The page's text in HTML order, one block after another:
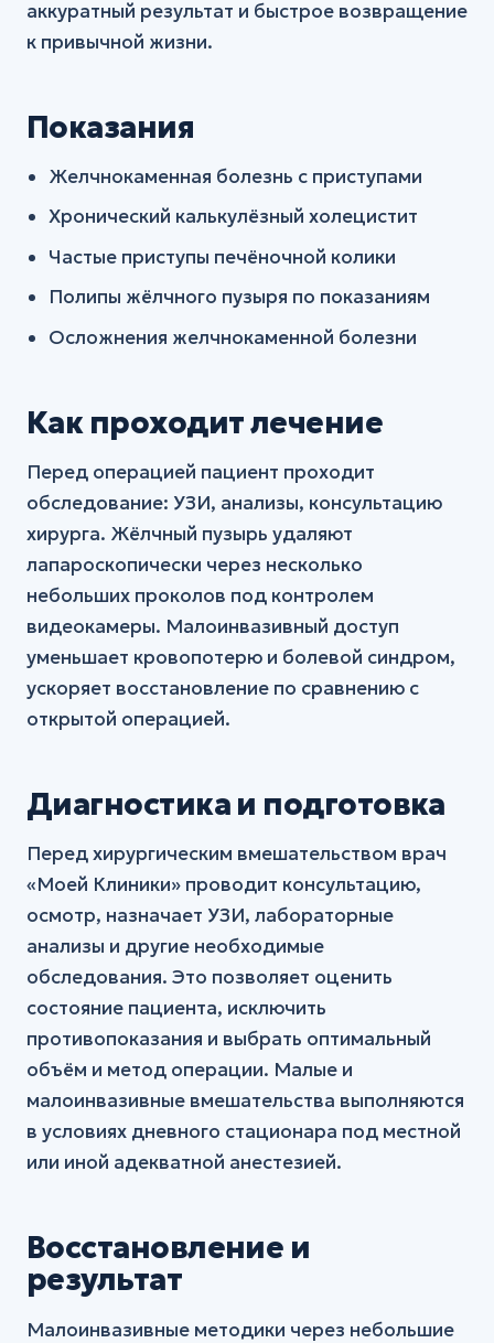
аккуратный результат и быстрое возвращение
к привычной жизни.
Показания
Желчнокаменная болезнь с приступами
Хронический калькулёзный холецистит
Частые приступы печёночной колики
Полипы жёлчного пузыря по показаниям
Осложнения желчнокаменной болезни
Как проходит лечение
Перед операцией пациент проходит
обследование: УЗИ, анализы, консультацию
хирурга. Жёлчный пузырь удаляют
лапароскопически через несколько
небольших проколов под контролем
видеокамеры. Малоинвазивный доступ
уменьшает кровопотерю и болевой синдром,
ускоряет восстановление по сравнению с
открытой операцией.
Диагностика и подготовка
Перед хирургическим вмешательством врач
«Моей Клиники» проводит консультацию,
осмотр, назначает УЗИ, лабораторные
анализы и другие необходимые
обследования. Это позволяет оценить
состояние пациента, исключить
противопоказания и выбрать оптимальный
объём и метод операции. Малые и
малоинвазивные вмешательства выполняются
в условиях дневного стационара под местной
или иной адекватной анестезией.
Восстановление и
результат
Малоинвазивные методики через небольшие